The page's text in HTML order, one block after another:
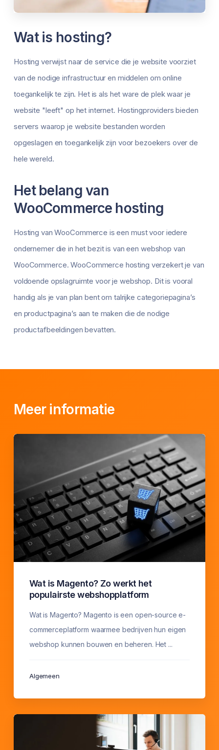
Wat is hosting?
Hosting verwijst naar de service die je website voorziet
van de nodige infrastructuur en middelen om online
toegankelijk te zijn. Het is als het ware de plek waar je
website "leeft" op het internet. Hostingproviders bieden
servers waarop je website bestanden worden
opgeslagen en toegankelijk zijn voor bezoekers over de
hele wereld.
Het belang van
WooCommerce hosting
Hosting van WooCommerce is een must voor iedere
ondernemer die in het bezit is van een webshop van
WooCommerce. WooCommerce hosting verzekert je van
voldoende opslagruimte voor je webshop. Dit is vooral
handig als je van plan bent om talrijke categoriepagina’s
en productpagina’s aan te maken die de nodige
productafbeeldingen bevatten.
Meer informatie
Wat is Magento? Zo werkt het
populairste webshopplatform
Wat is Magento? Magento is een open-source e-
commerceplatform waarmee bedrijven hun eigen
webshop kunnen bouwen en beheren. Het ...
Algemeen